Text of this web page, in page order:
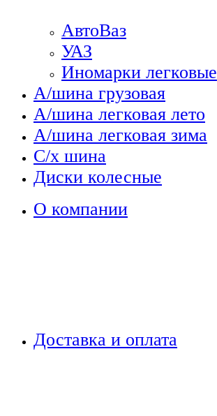
АвтоВаз
УАЗ
Иномарки легковые
А/шина грузовая
А/шина легковая лето
А/шина легковая зима
С/х шина
Диски колесные
О компании
Доставка и оплата